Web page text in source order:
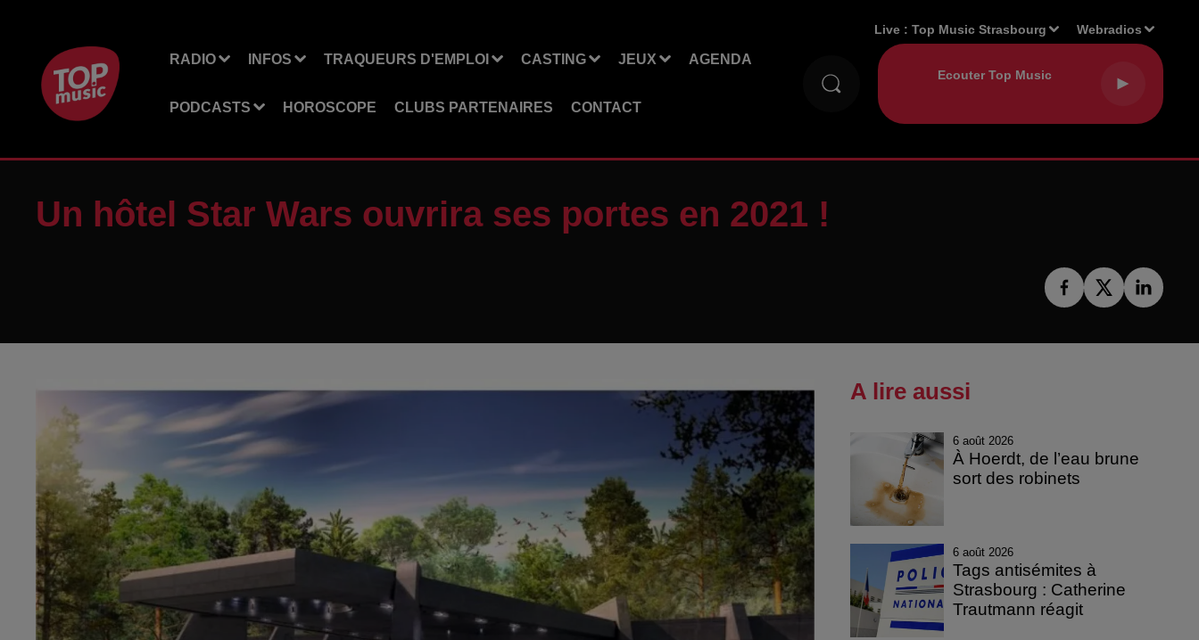
RADIO INFOS TRAQUEURS D'EMPLOI CASTING JEUX AGENDA
PODCASTS HOROSCOPE CLUBS PARTENAIRES CONTACT
Live :Top Music Strasbourg Webradios
Un hôtel Star Wars ouvrira ses portes en 2021 !
A lire aussi
6 août 2026
À Hoerdt, de l’eau brune
sort des robinets
6 août 2026
Tags antisémites à
Strasbourg : Catherine
Trautmann réagit